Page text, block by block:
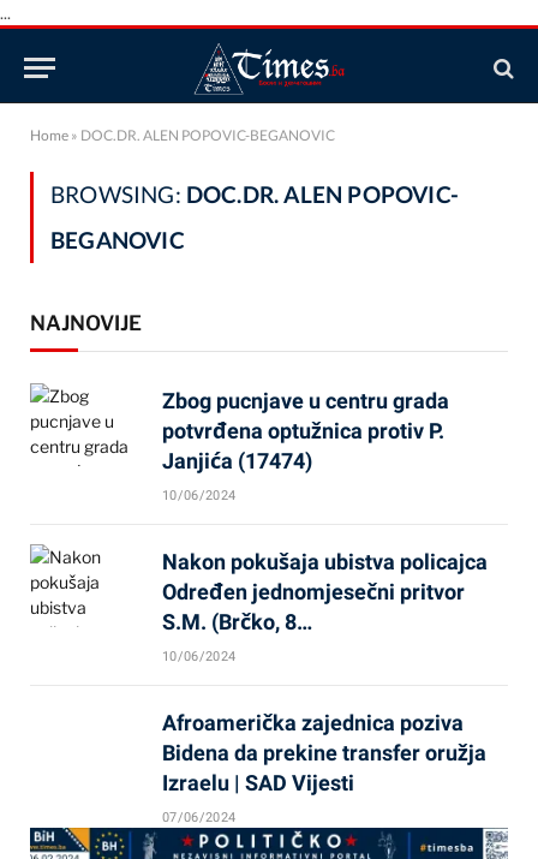
...
Home » DOC.DR. ALEN POPOVIC-BEGANOVIC
BROWSING: DOC.DR. ALEN POPOVIC-
BEGANOVIC
NAJNOVIJE
Zbog pucnjave u centru grada
potvrđena optužnica protiv P.
Janjića (17474)
10/06/2024
Nakon pokušaja ubistva policajca
Određen jednomjesečni pritvor
S.M. (Brčko, 8…
10/06/2024
Afroamerička zajednica poziva
Bidena da prekine transfer oružja
Izraelu | SAD Vijesti
07/06/2024